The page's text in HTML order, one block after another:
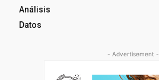
Análisis
Datos
- Advertisement -